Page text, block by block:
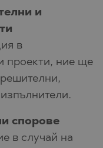
и
в
проекти, ние ще
спорове
в случай на